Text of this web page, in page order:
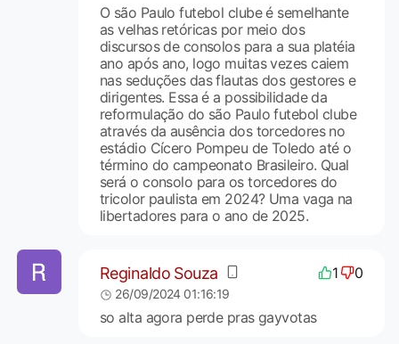
O são Paulo futebol clube é semelhante
as velhas retóricas por meio dos
discursos de consolos para a sua platéia
ano após ano, logo muitas vezes caiem
nas seduções das flautas dos gestores e
dirigentes. Essa é a possibilidade da
reformulação do são Paulo futebol clube
através da ausência dos torcedores no
estádio Cícero Pompeu de Toledo até o
término do campeonato Brasileiro. Qual
será o consolo para os torcedores do
tricolor paulista em 2024? Uma vaga na
libertadores para o ano de 2025.
Reginaldo Souza 1 0
26/09/2024 01:16:19
so alta agora perde pras gayvotas